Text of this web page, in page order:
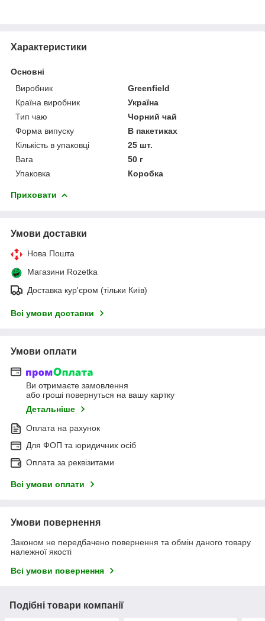
Характеристики
Основні
Виробник
Greenfield
Країна виробник
Україна
Тип чаю
Чорний чай
Форма випуску
В пакетиках
Кількість в упаковці
25 шт.
Вага
50 г
Упаковка
Коробка
Приховати
Умови доставки
Нова Пошта
Магазини Rozetka
Доставка кур'єром (тільки Київ)
Всі умови доставки
Умови оплати
Ви отримаєте замовлення
або гроші повернуться на вашу картку
Детальніше
Оплата на рахунок
Для ФОП та юридичних осіб
Оплата за реквізитами
Всі умови оплати
Умови повернення
Законом не передбачено повернення та обмін даного товару
належної якості
Всі умови повернення
Подібні товари компанії